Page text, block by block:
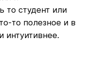
то студент или
то полезное и в
интуитивнее.